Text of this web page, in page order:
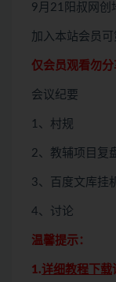
9月21阳叔网创
加入本站会员可
仅会员观看勿分
会议纪要
1、村规
2、教辅项目复
3、百度文库挂
4、讨论
温馨提示：
1.详细教程下载